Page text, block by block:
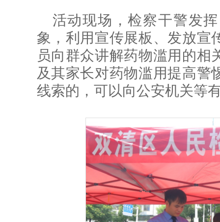
活动现场，检察干警发
象，利用宣传展板、发放宣
员向群众讲解药物滥用的相
及其家长对药物滥用提高警
线索的，可以向公安机关等